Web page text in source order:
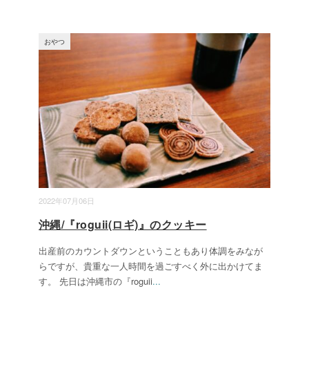
2022年07月06日
おやつ
沖縄/『roguii(ロギ)』のクッキー
出産前のカウントダウンということもあり体調をみなが
らですが、貴重な一人時間を過ごすべく外に出かけてま
す。 先日は沖縄市の『roguii...